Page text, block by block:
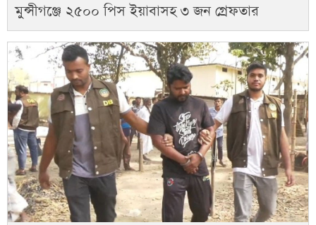
মুন্সীগঞ্জে ২৫০০ পিস ইয়াবাসহ ৩ জন গ্রেফতার